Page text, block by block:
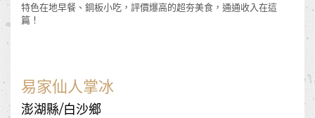
特色在地早餐、銅板小吃，評價爆高的超夯美食，通通收入在這
篇！
易家仙人掌冰
澎湖縣/白沙鄉